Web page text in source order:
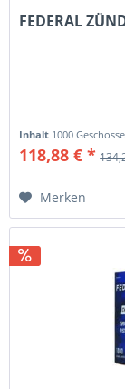
FEDERAL
Inhalt 1000 Geschosse
118,88 € *
Merken